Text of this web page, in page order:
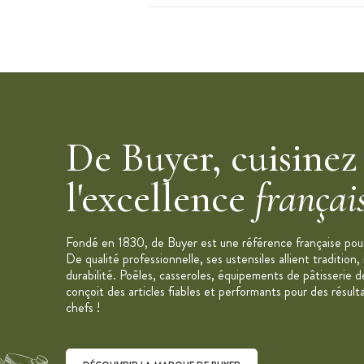
Diamètre extérieur : 24 cm diamètre
Jupe en acier inoxydable AISI 304 :
Cambrure à la française : main
équilibrée
Polissage miroir haut de gamme
Compatible four, vitrocéramique, gaz,
Entretien : polissage extérieur
Lavable au lave-vaisselle
Collection : Milady
De Buyer, cuisinez
l'excellence
Fondé en 1830, de Buyer est une référence française
De qualité professionnelle, ses ustensiles allient
durabilité. Poêles, casseroles, équipements de pâtisserie
conçoit des articles fiables et performants pour des
chefs !